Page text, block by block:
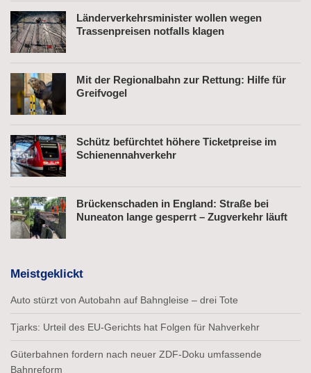
Länderverkehrsminister wollen wegen
Trassenpreisen notfalls klagen
Mit der Regionalbahn zur Rettung: Hilfe für
Greifvogel
Schütz befürchtet höhere Ticketpreise im
Schienennahverkehr
Brückenschaden in England: Straße bei
Nuneaton lange gesperrt – Zugverkehr läuft
Meistgeklickt
Auto stürzt von Autobahn auf Bahngleise – drei Tote
Tjarks: Urteil des EU-Gerichts hat Folgen für Nahverkehr
Güterbahnen fordern nach neuer ZDF-Doku umfassende
Bahnreform